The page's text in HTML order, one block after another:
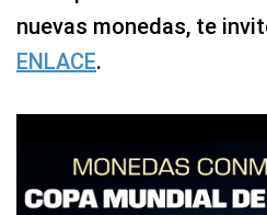
nuevas monedas, te
ENLACE.